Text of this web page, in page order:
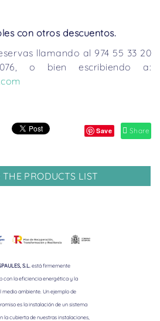
con otros descuentos.
llamando al 974 55 33 20
o bien escribiendo a:
Save Share
THE PRODUCTS LIST
S.L.
está firmemente
con la eficiencia energética y la
medio ambiente. Un ejemplo de
es la instalación de un sistema
la cubierta de nuestras instalaciones,